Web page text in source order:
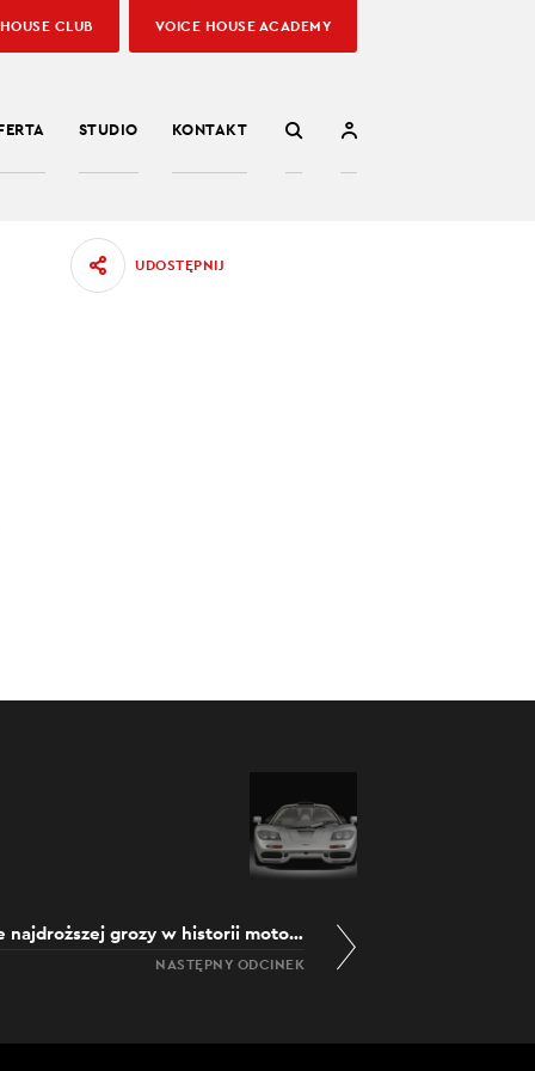
STUDIO KONTAKT
CLUB VOICE HOUSE ACADEMY
UDOSTĘPNIJ
McLaren F1. Zawiłe perypetie najdroższej grozy w historii motoryzacji
NASTĘPNY ODCINEK